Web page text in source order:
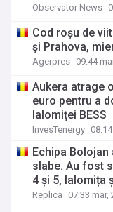
Observator News
Cod roșu de
și Prahova,
Agerpres 09:44
Aukera atrage
euro pentru a
Ialomiței BESS
InvesTenergy
Echipa
slabe. Au fost
4 și 5, Ialomița
Replica 07:33 mar,